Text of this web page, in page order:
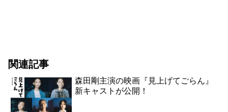
関連記事
森田剛主演の映画『見上げてごらん』
新キャストが公開！